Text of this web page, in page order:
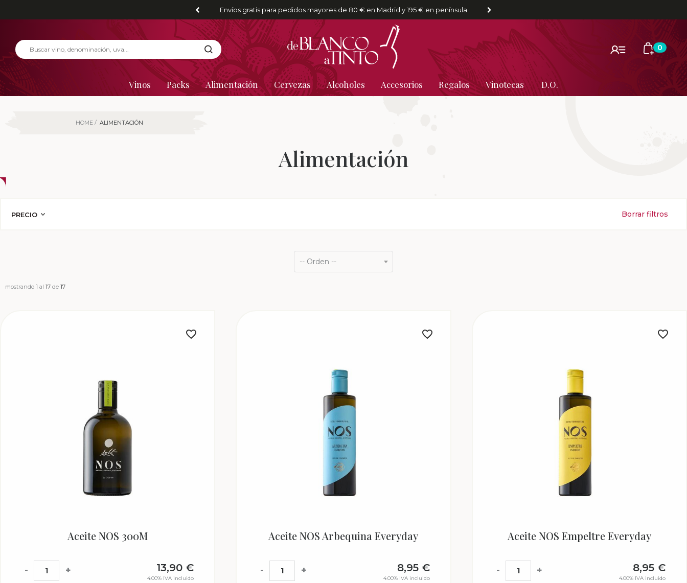
Envíos gratis para pedidos mayores de 80 € en Madrid y 195 € en península
0
Vinos Packs Alimentación Cervezas Alcoholes Accesorios Regalos Vinotecas D.O.
HOME ALIMENTACIÓN
Alimentación
PRECIO
mostrando 1 al 17 de 17
Aceite NOS 300M
13,90 €
4.00% IVA incluido
- +
Aceite NOS Arbequina Everyday
8,95 €
4.00% IVA incluido
- +
Aceite NOS Empeltre Everyday
8,95 €
4.00% IVA incluido
- +